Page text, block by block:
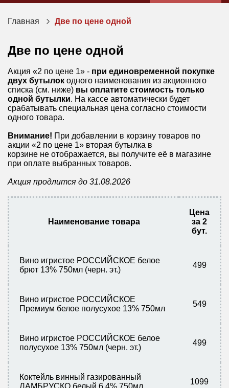
Главная Две по цене одной
Две по цене одной
Акция «2 по цене 1» - при единовременной покупке
двух бутылок одного наименования из акционного
списка (см. ниже) вы оплатите стоимость только
одной бутылки. На кассе автоматически будет
срабатывать специальная цена согласно стоимости
одного товара.
Внимание! При добавлении в корзину товаров по
акции «2 по цене 1» вторая бутылка в
корзине не отображается, вы получите её в магазине
при оплате выбранных товаров.
Акция продлится до 31.08.2026
Наименование товара
Цена
за 2
бут.
Вино игристое РОССИЙСКОЕ белое
брют 13% 750мл (черн. эт.)
499
Вино игристое РОССИЙСКОЕ
Премиум белое полусухое 13% 750мл
549
Вино игристое РОССИЙСКОЕ белое
полусухое 13% 750мл (черн. эт.)
499
Коктейль винный газированный
ЛАМБРУСКО белый 6,4% 750мл
1099